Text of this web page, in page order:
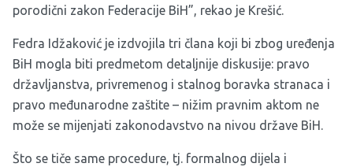
porodični zakon Federacije BiH”, rekao je Krešić.
Fedra Idžaković je izdvojila tri člana koji bi zbog uređenja
BiH mogla biti predmetom detaljnije diskusije: pravo
državljanstva, privremenog i stalnog boravka stranaca i
pravo međunarodne zaštite – nižim pravnim aktom ne
može se mijenjati zakonodavstvo na nivou države BiH.
Što se tiče same procedure, tj. formalnog dijela i